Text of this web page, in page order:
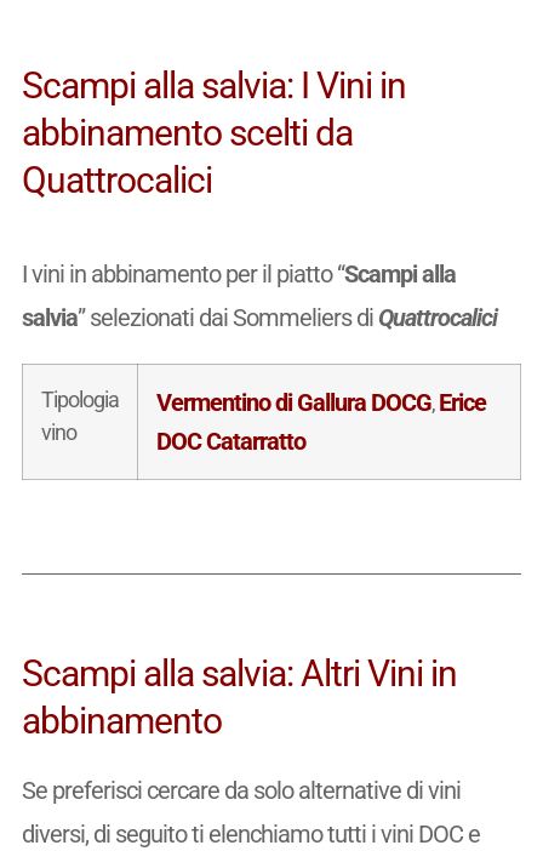
Scampi alla salvia: I Vini in
abbinamento scelti da
Quattrocalici
I vini in abbinamento per il piatto “Scampi alla
salvia” selezionati dai Sommeliers di Quattrocalici
Tipologia
vino
Vermentino di Gallura DOCG,Erice
DOC Catarratto
Scampi alla salvia: Altri Vini in
abbinamento
Se preferisci cercare da solo alternative di vini
diversi, di seguito ti elenchiamo tutti i vini DOC e